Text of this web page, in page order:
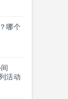
哪个
活动